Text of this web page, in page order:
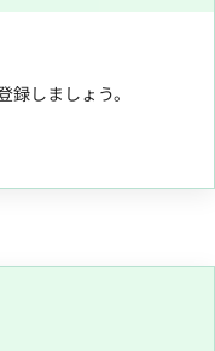
しましょう。